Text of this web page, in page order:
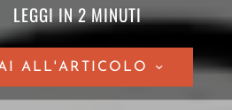
LEGGI IN 2 MINUTI
ALL'ARTICOLO